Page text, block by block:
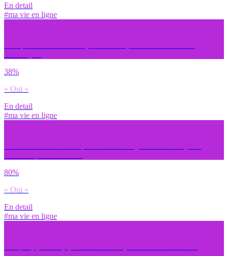
En detail
#ma vie en ligne
38%
« Oui »
En detail
#ma vie en ligne
80%
« Oui »
En detail
#ma vie en ligne